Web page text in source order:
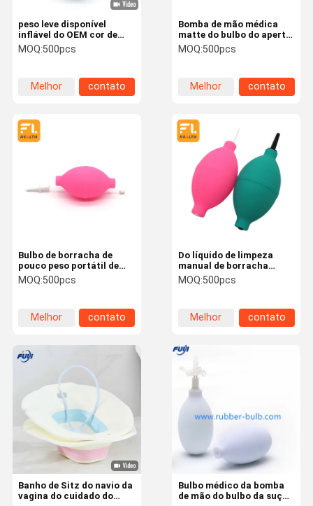
Casa Produtos Sobre Nós
Bomba de mão médica
matte do bulbo do aperto
com boa elasticidade
acessória de cobre
MOQ:500pcs
Melhor
contato
peso leve disponível
inflável do OEM cor de
borracha preta da
seringa do bulbo de
MOQ:500pcs
Melhor
contato
Do líquido de limpeza
manual de borracha
macio da poeira do
ventilador de ar de FULI
MOQ:500pcs
Melhor
contato
Bulbo de borracha de
pouco peso portátil de
borracha azul da sução
do ventilador de ar do
MOQ:500pcs
Melhor
contato
Bulbo médico da bomba
de mão do bulbo da sução
Banho de Sitz do navio da
vagina do cuidado do